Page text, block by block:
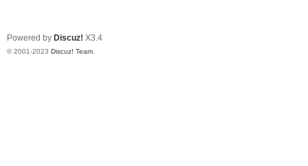
Powered by Discuz! X3.4
© 2001-2023 Discuz! Team